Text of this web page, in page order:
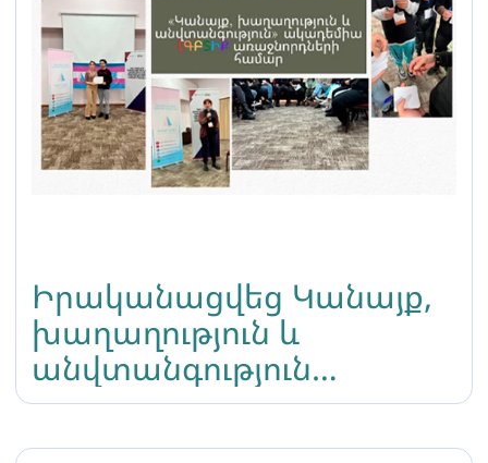
Իրականացվեց Կանայք,
խաղաղություն և
անվտանգություն
ակադեմիան ԼԳԲՏԻՔ
առաջնորդների համար